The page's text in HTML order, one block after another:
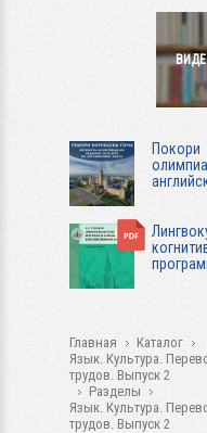
Главная
Каталог
Язык. Культура.
трудов. Выпуск 2
Разделы
Язык. Культура.
трудов. Выпуск 2